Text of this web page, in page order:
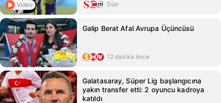
Video Dün
Galip Berat Afal Avrupa Üçüncüsü
12 dakika önce
Galatasaray, Süper Lig başlangıcına
yakın transfer etti: 2 oyuncu kadroya
katıldı